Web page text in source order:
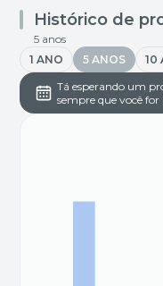
Histórico de
5 anos
1 ANO
5 ANOS
10
Tá esperando um
sempre que você for